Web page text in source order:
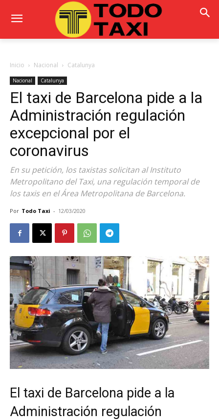
Inicio Nacional Catalunya
Nacional Catalunya
El taxi de Barcelona pide a la
Administración regulación
excepcional por el
coronavirus
En su petición, los taxistas solicitan al Instituto
Metropolitano del Taxi, una regulación temporal de
los taxis en el Área Metropolitana de Barcelona.
Por Todo Taxi - 12/03/2020
El taxi de Barcelona pide a la
Administración regulación